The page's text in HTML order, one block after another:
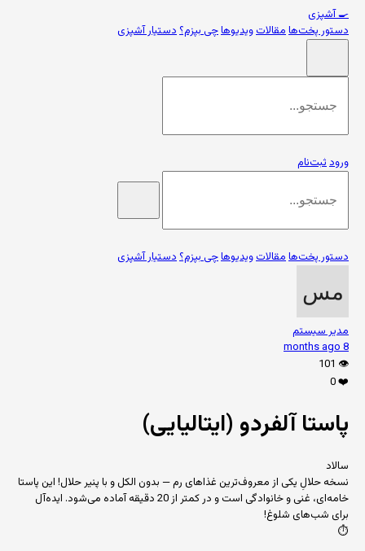
🍳آشپزی
دستور پخت‌هامقالاتویدیوهاچی بپزم؟دستیار آشپزی
ورودثبت‌نام
دستور پخت‌هامقالاتویدیوهاچی بپزم؟دستیار آشپزی
مدیر سیستم
8 months ago
👁️
101
❤️
0
پاستا آلفردو (ایتالیایی)
سالاد
نسخه حلالِ یکی از معروف‌ترین غذاهای رم — بدون الکل و با پنیر حلال! این پاستا
خامه‌ای، غنی و خانوادگی است و در کمتر از 20 دقیقه آماده می‌شود. ایده‌آل
برای شب‌های شلوغ!
⏱️